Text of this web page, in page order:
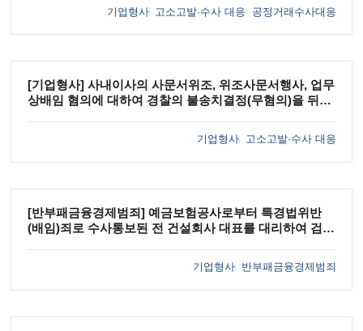
기업형사 고소고발·수사 대응
공정거래수사대응
[기업형사] 사내이사의 사문서위조, 위조사문서행사, 업무
상배임 혐의에 대하여 경찰의 불송치결정(무혐의)을 뒤집
기업형사 고소고발·수사 대응
[반부패금융경제범죄] 예금보험공사로부터 특경법위반
(배임)죄로 수사통보된 전 건설회사 대표를 대리하여 검찰
기업형사 반부패금융경제범죄